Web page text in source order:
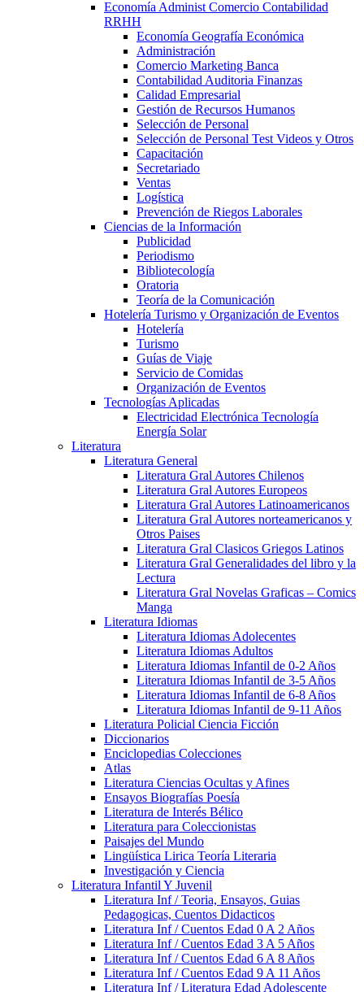
Economía Administ Comercio Contabilidad
RRHH
Economía Geografía Económica
Administración
Comercio Marketing Banca
Contabilidad Auditoria Finanzas
Calidad Empresarial
Gestión de Recursos Humanos
Selección de Personal
Selección de Personal Test Videos y Otros
Capacitación
Secretariado
Ventas
Logística
Prevención de Riegos Laborales
Ciencias de la Información
Publicidad
Periodismo
Bibliotecología
Oratoria
Teoría de la Comunicación
Hotelería Turismo y Organización de Eventos
Hotelería
Turismo
Guías de Viaje
Servicio de Comidas
Organización de Eventos
Tecnologías Aplicadas
Electricidad Electrónica Tecnología
Energía Solar
Literatura
Literatura General
Literatura Gral Autores Chilenos
Literatura Gral Autores Europeos
Literatura Gral Autores Latinoamericanos
Literatura Gral Autores norteamericanos y
Otros Paises
Literatura Gral Clasicos Griegos Latinos
Literatura Gral Generalidades del libro y la
Lectura
Literatura Gral Novelas Graficas – Comics
Manga
Literatura Idiomas
Literatura Idiomas Adolecentes
Literatura Idiomas Adultos
Literatura Idiomas Infantil de 0-2 Años
Literatura Idiomas Infantil de 3-5 Años
Literatura Idiomas Infantil de 6-8 Años
Literatura Idiomas Infantil de 9-11 Años
Literatura Policial Ciencia Ficción
Diccionarios
Enciclopedias Colecciones
Atlas
Literatura Ciencias Ocultas y Afines
Ensayos Biografías Poesía
Literatura de Interés Bélico
Literatura para Coleccionistas
Paisajes del Mundo
Lingüística Lirica Teoría Literaria
Investigación y Ciencia
Literatura Infantil Y Juvenil
Literatura Inf / Teoria, Ensayos, Guias
Pedagogicas, Cuentos Didacticos
Literatura Inf / Cuentos Edad 0 A 2 Años
Literatura Inf / Cuentos Edad 3 A 5 Años
Literatura Inf / Cuentos Edad 6 A 8 Años
Literatura Inf / Cuentos Edad 9 A 11 Años
Literatura Inf / Literatura Edad Adolescente